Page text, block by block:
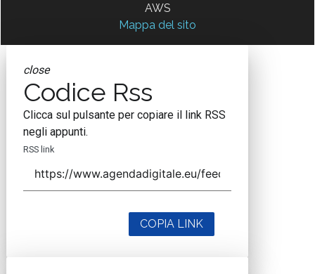
AWS
Mappa del sito
close
Codice Rss
Clicca sul pulsante per copiare il link RSS
negli appunti.
RSS link
COPIA LINK